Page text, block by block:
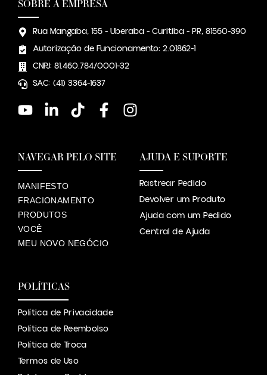
SOBRE A EMPRESA
Rua Mangaba, 155 - Uberaba - Curitiba - PR, 81560-390
Autorização de Funcionamento: 2.01862-1
CNPJ: 81.460.784/0001-32
SAC: (41) 3364-1637
NAVEGAR PELO SITE
MANIFESTO
FRACIONAMENTO
PRODUTOS
VOCÊ
MEU NOVO NEGÓCIO
AJUDA E SUPORTE
Rastrear Pedido
Devolver um Produto
Ajuda com um Pedido
Central de Ajuda
POLÍTICAS
Política de Privacidade
Política de Reembolso
Política de Troca
Termos de Uso